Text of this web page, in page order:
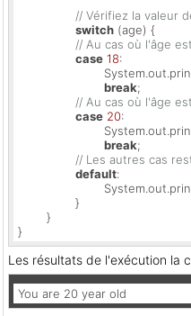
// Vérifiez la valeur
switch (age) {
// Au cas où l'âge
case 18:
break;
// Au cas où l'âge
case 20:
break;
// Les autres cas
default:
}
Les résultats de l'exécution la
You are 20 year old